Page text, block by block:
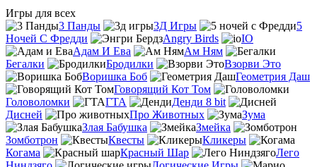
Игры для всех
3 Панды
3Д Игры
5
Ночей С Фредди
Angry Birds
IO
Адам И Ева
Ам Ням
Бегалки
Бродилки
Взорви Это
Воришка Боб
Геометрия Даш
Говорящий Кот Том
Головоломки
ГТА
Денди 8 bit
Дисней
Про Животных
Зума
Злая Бабушка
Змейка
Зомботрон
Квесты
Кликеры
Когама
Красный Шар
Лего